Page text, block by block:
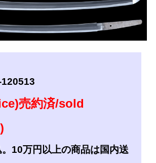
売約済/sold
。10万円以上の商品は国内送